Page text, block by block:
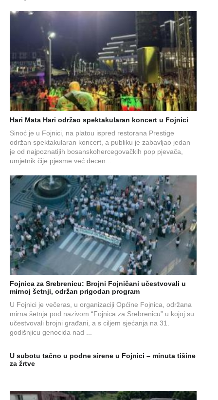
Hari Mata Hari održao spektakularan koncert u Fojnici
Sinoć je u Fojnici, na platou ispred restorana Prestige
održan spektakularan koncert, a publiku je zabavljao jedan
je od najpoznatijih bosanskohercegovačkih pop pjevača,
umjetnik čije pjesme već decen...
Fojnica za Srebrenicu: Brojni Fojničani učestvovali u
mirnoj šetnji, održan prigodan program
U Fojnici je večeras, u organizaciji Općine Fojnica, održana
mirna šetnja pod nazivom “Fojnica za Srebrenicu” u kojoj su
učestvovali brojni građani, a s ciljem sjećanja na 31.
godišnjicu genocida nad ...
U subotu tačno u podne sirene u Fojnici – minuta tišine
za žrtve